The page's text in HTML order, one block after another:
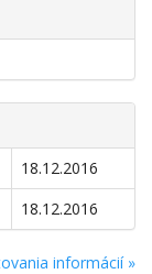
18.12.2016
18.12.2016
informácií »